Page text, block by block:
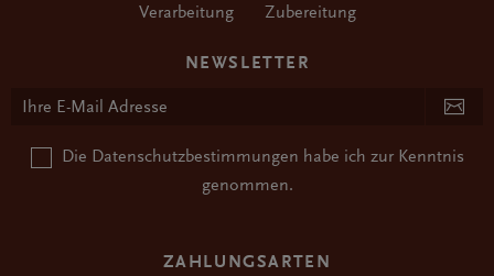
Verarbeitung
Zubereitung
NEWSLETTER
Die Datenschutzbestimmungen habe ich zur Kenntnis
genommen.
ZAHLUNGSARTEN